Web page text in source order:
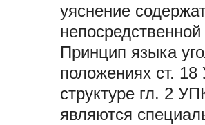
уяснение
Принцип языка
положениях ст.
структуре гл. 2
являются